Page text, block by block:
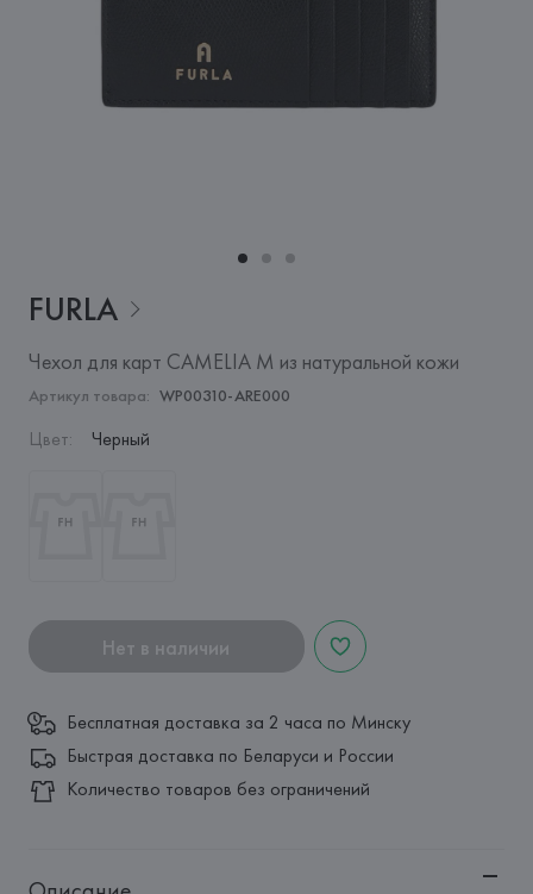
FURLA
Чехол для карт CAMELIA M из натуральной кожи
Артикул товара: WP00310-ARE000
Цвет: Черный
Нет в наличии
Бесплатная доставка за 2 часа по Минску
Быстрая доставка по Беларуси и России
Количество товаров без ограничений